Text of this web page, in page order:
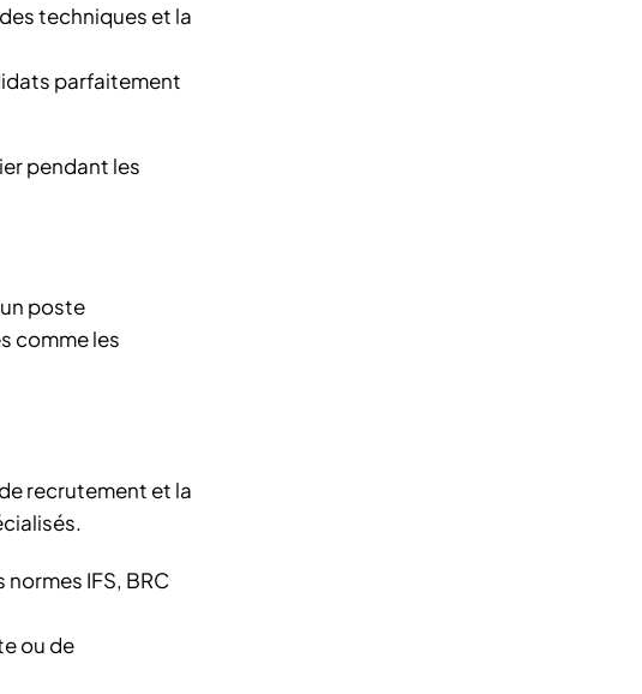
techniques et la
parfaitement
pendant les
poste
comme les
recrutement et la
IFS, BRC
ou de